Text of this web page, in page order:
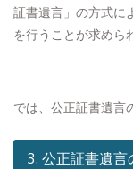
証書遺言」の方式に
を行うことが求めら
では、公正証書遺言
3. 公正証書遺言